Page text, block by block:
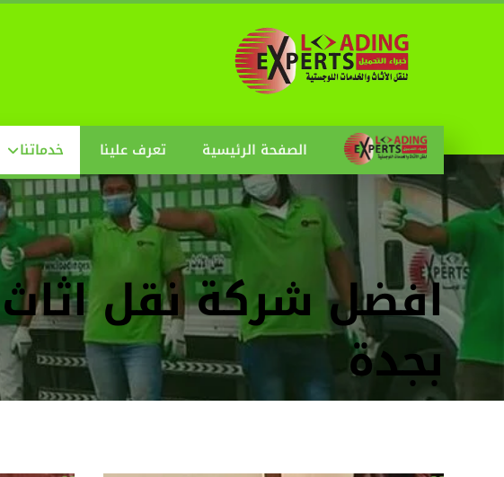
الصفحة الرئيسية تعرف علينا خدماتنا
افضل شركة نقل اثاث
بجدة